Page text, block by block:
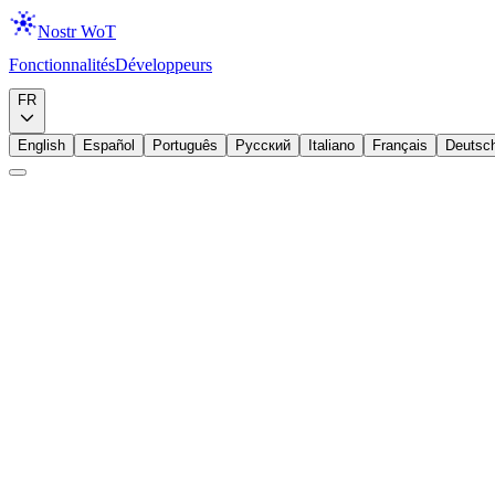
Nostr WoT
FonctionnalitésDéveloppeurs
FR
English Español Português Русский Italiano Français